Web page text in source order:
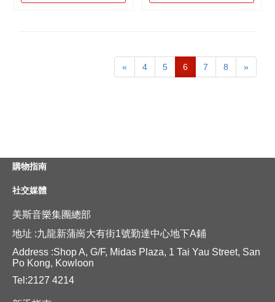
« 4 5 6 7 8 »
購物指南
社交媒體
美斯音樂集團總部
地址 :九龍新蒲崗大有街1號勤達中心地下A鋪
Address :Shop A, G/F, Midas Plaza, 1 Tai Yau Street, San
Po Kong, Kowloon
Tel:2127 4214